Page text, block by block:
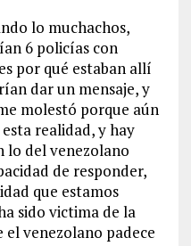
lo muchachos,
6 policías con
por qué estaban allí
dar un mensaje, y
molestó porque aún
realidad, y hay
lo del venezolano
de responder,
que estamos
sido victima de la
el venezolano padece